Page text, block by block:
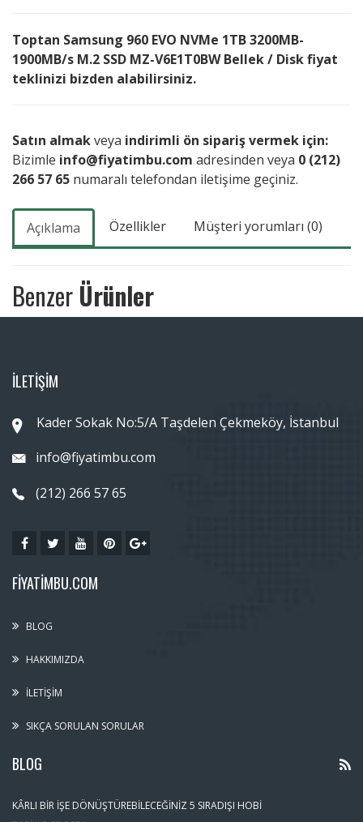
Toptan Samsung 960 EVO NVMe 1TB 3200MB-
1900MB/s M.2 SSD MZ-V6E1T0BW Bellek / Disk fiyat
teklinizi bizden alabilirsiniz.
Satın almakveya indirimli ön sipariş vermek için:
Bizimle info@fiyatimbu.com adresinden veya 0 (212)
266 57 65 numaralı telefondan iletişime geçiniz.
Açıklama Özellikler Müşteri yorumları (0)
Benzer Ürünler
İLETİŞİM
Kader Sokak No:5/A Taşdelen Çekmeköy, İstanbul
info@fiyatimbu.com
(212) 266 57 65
FIYATIMBU.COM
BLOG
HAKKIMIZDA
İLETIŞIM
SIKÇA SORULAN SORULAR
BLOG
KÂRLI BIR İŞE DÖNÜŞTÜREBILECEĞINIZ 5 SIRADIŞI HOBI